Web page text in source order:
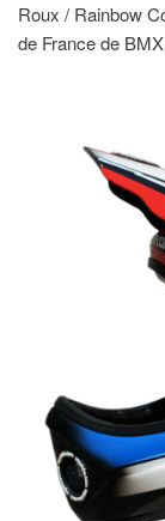
Roux / Rainbow
de France de